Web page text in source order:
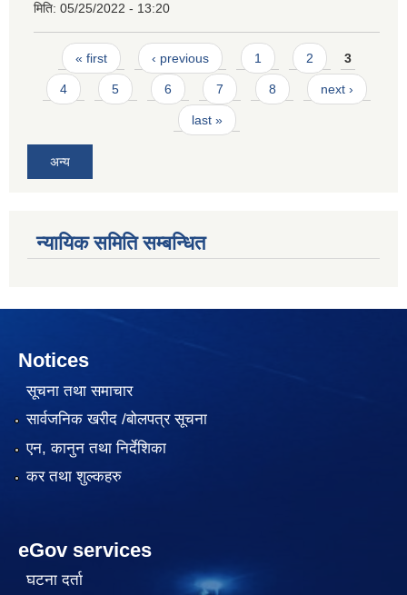
मिति: 05/25/2022 - 13:20
Pages
« first ‹ previous 1 2 3
4 5 6 7 8 next ›
last »
अन्य
न्यायिक समिति सम्बन्धित
Notices
सूचना तथा समाचार
सार्वजनिक खरीद /बोलपत्र सूचना
एन, कानुन तथा निर्देशिका
कर तथा शुल्कहरु
eGov services
घटना दर्ता